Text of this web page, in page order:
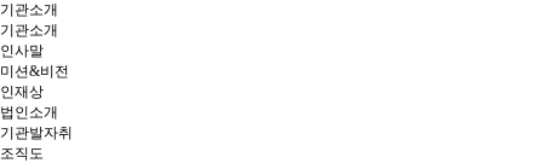
기관소개
기관소개
인사말
미션&비전
인재상
법인소개
기관발자취
조직도